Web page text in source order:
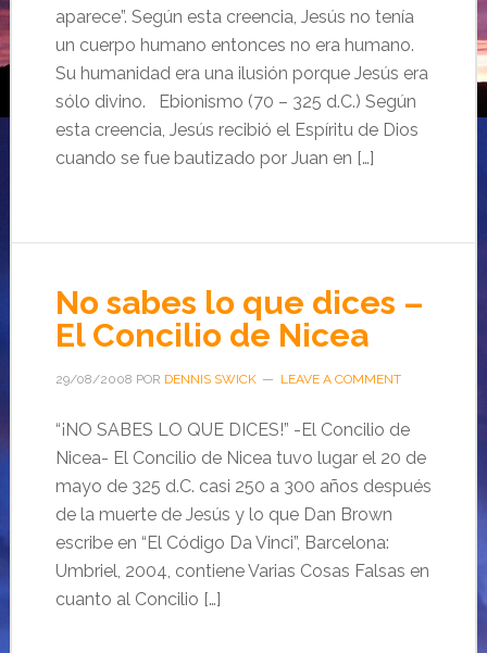
aparece”. Según esta creencia, Jesús no tenía
un cuerpo humano entonces no era humano.
Su humanidad era una ilusión porque Jesús era
sólo divino. Ebionismo (70 – 325 d.C.) Según
esta creencia, Jesús recibió el Espíritu de Dios
cuando se fue bautizado por Juan en […]
No sabes lo que dices –
El Concilio de Nicea
29/08/2008 POR DENNIS SWICK LEAVE A COMMENT
“¡NO SABES LO QUE DICES!” -El Concilio de
Nicea- El Concilio de Nicea tuvo lugar el 20 de
mayo de 325 d.C. casi 250 a 300 años después
de la muerte de Jesús y lo que Dan Brown
escribe en “El Código Da Vinci”, Barcelona:
Umbriel, 2004, contiene Varias Cosas Falsas en
cuanto al Concilio […]